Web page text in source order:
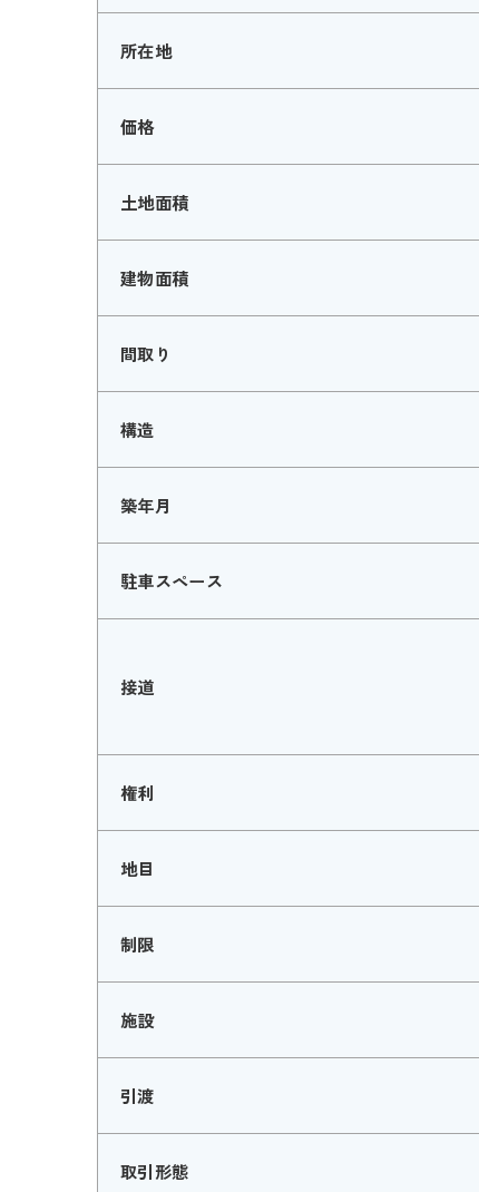
所在地
価格
土地面積
建物面積
間取り
構造
築年月
駐車スペース
接道
権利
地目
制限
施設
引渡
取引形態